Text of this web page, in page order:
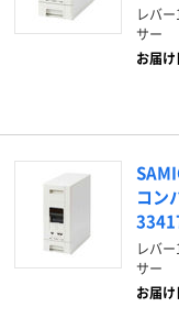
レバ
サー
お届け
コン
レバ
サー
お届け